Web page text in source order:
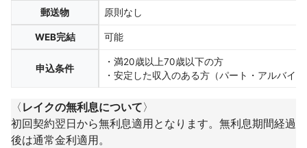
郵送物 原則なし
WEB完結 可能
申込条件
・満20歳以上70歳以下の方
・安定した収入のある方（パート・アルバイ
〈 レイクの無利息について〉
初回契約翌日から無利息適用となります。無利息期間経過
後は通常金利適用。